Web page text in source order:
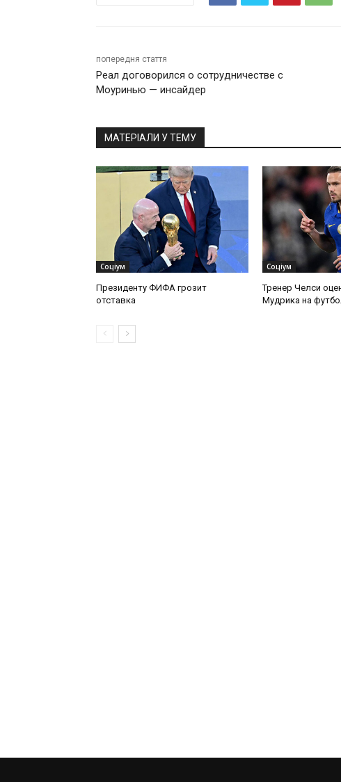
попередня стаття
Реал договорился о сотрудничестве с
Моуринью — инсайдер
МАТЕРІАЛИ У ТЕМУ
Соціум
Президенту ФИФА грозит
отставка
Соціум
Тренер Челси
Мудрика на